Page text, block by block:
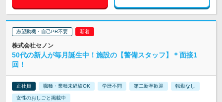
志望動機・自己PR不要
株式会社セノン
50代の新人が毎月誕生中！施設の【警備スタッフ】＊面接1
回！
正社員 職種・業種未経験OK 学歴不問 第二新卒歓迎 転勤なし
女性のおしごと掲載中